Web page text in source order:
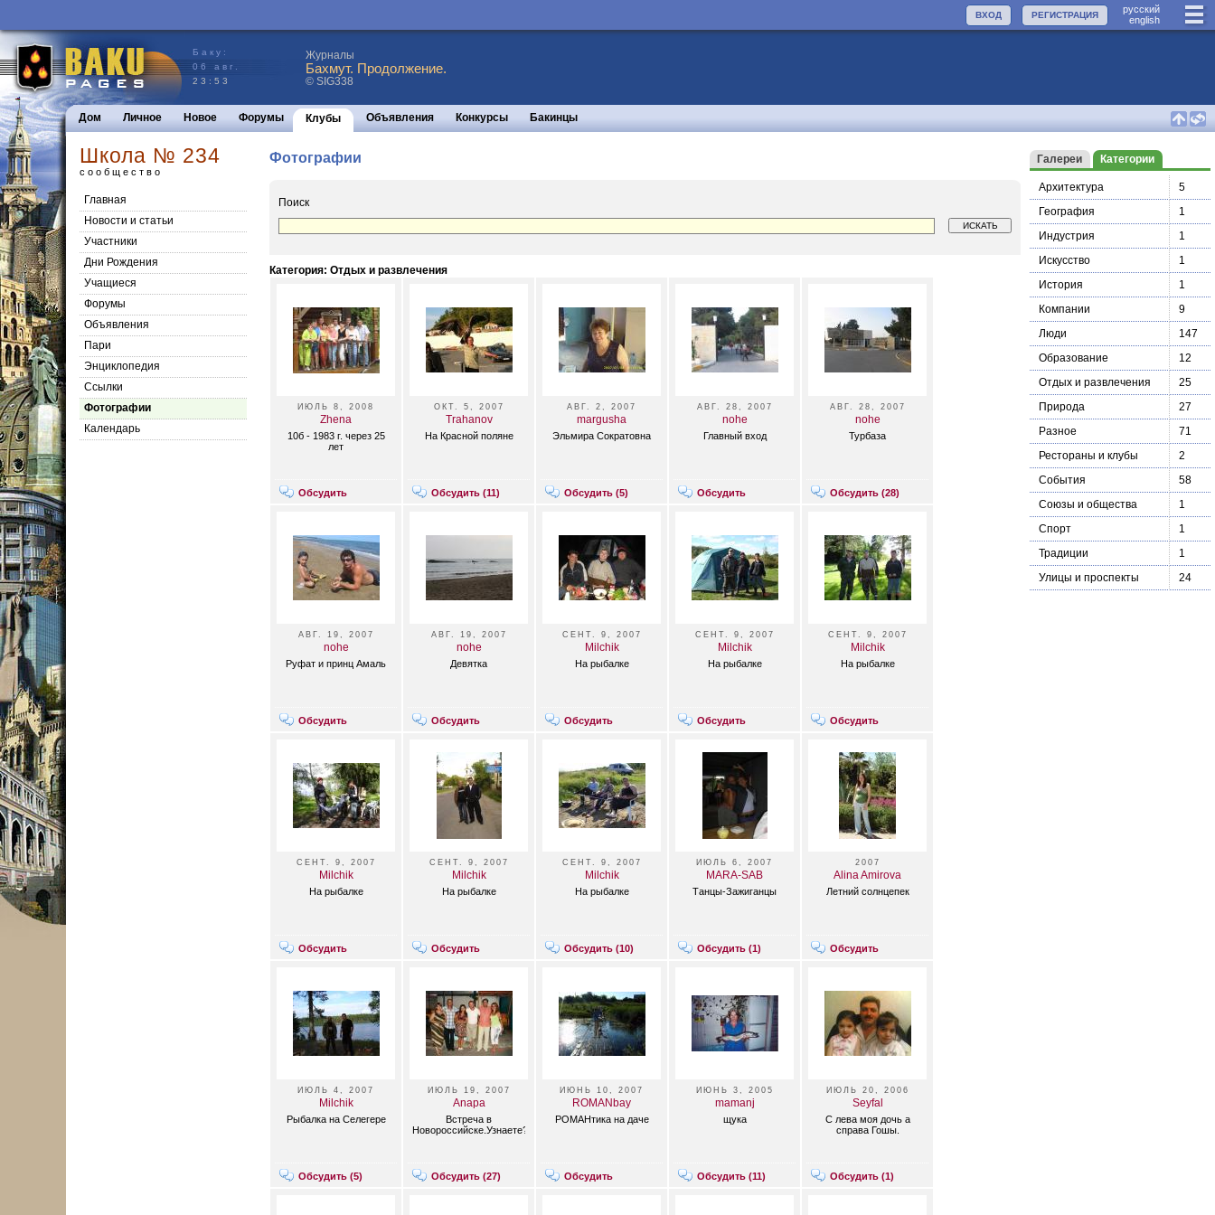
руccкий
english
РЕГИСТРАЦИЯ
ВХОД
Баку:
06 авг.
23:53
Журналы
Бахмут. Продолжение.
© SIG338
Дом Личное Новое Форумы Клубы Объявления Конкурсы Бакинцы
Школа № 234
сообщество
Главная
Новости и статьи
Участники
Дни Рождения
Учащиеся
Форумы
Объявления
Пари
Энциклопедия
Cсылки
Фотографии
Календарь
Галереи Категории
Архитектура
5
География
1
Индустрия
1
Искусство
1
История
1
Компании
9
Люди
147
Образование
12
Отдых и развлечения
25
Природа
27
Разное
71
Рестораны и клубы
2
События
58
Союзы и общества
1
Спорт
1
Традиции
1
Улицы и проспекты
24
Фотографии
Поиск
Категория: Отдых и развлечения
ИЮЛЬ 8, 2008
Zhena
10б - 1983 г. через 25
лет
Обсудить
ОКТ. 5, 2007
Trahanov
На Красной поляне
Обсудить (11)
АВГ. 2, 2007
margusha
Эльмира Сократовна
Обсудить (5)
АВГ. 28, 2007
nohe
Главный вход
Обсудить
АВГ. 28, 2007
nohe
Турбаза
Обсудить (28)
АВГ. 19, 2007
nohe
Руфат и принц Амаль
Обсудить
АВГ. 19, 2007
nohe
Девятка
Обсудить
СЕНТ. 9, 2007
Milchik
На рыбалке
Обсудить
СЕНТ. 9, 2007
Milchik
На рыбалке
Обсудить
СЕНТ. 9, 2007
Milchik
На рыбалке
Обсудить
СЕНТ. 9, 2007
Milchik
На рыбалке
Обсудить
СЕНТ. 9, 2007
Milchik
На рыбалке
Обсудить
СЕНТ. 9, 2007
Milchik
На рыбалке
Обсудить (10)
ИЮЛЬ 6, 2007
MARA-SAB
Танцы-Зажиганцы
Обсудить (1)
2007
Alina Amirova
Летний солнцепек
Обсудить
ИЮЛЬ 4, 2007
Milchik
Рыбалка на Селегере
Обсудить (5)
ИЮЛЬ 19, 2007
Anapa
Встреча в
Новороссийске.Узнаете?
Обсудить (27)
ИЮНЬ 10, 2007
ROMANbay
РОМАНтика на даче
Обсудить
ИЮНЬ 3, 2005
mamanj
щука
Обсудить (11)
ИЮЛЬ 20, 2006
Seyfal
С лева моя дочь а
справа Гошы.
Обсудить (1)